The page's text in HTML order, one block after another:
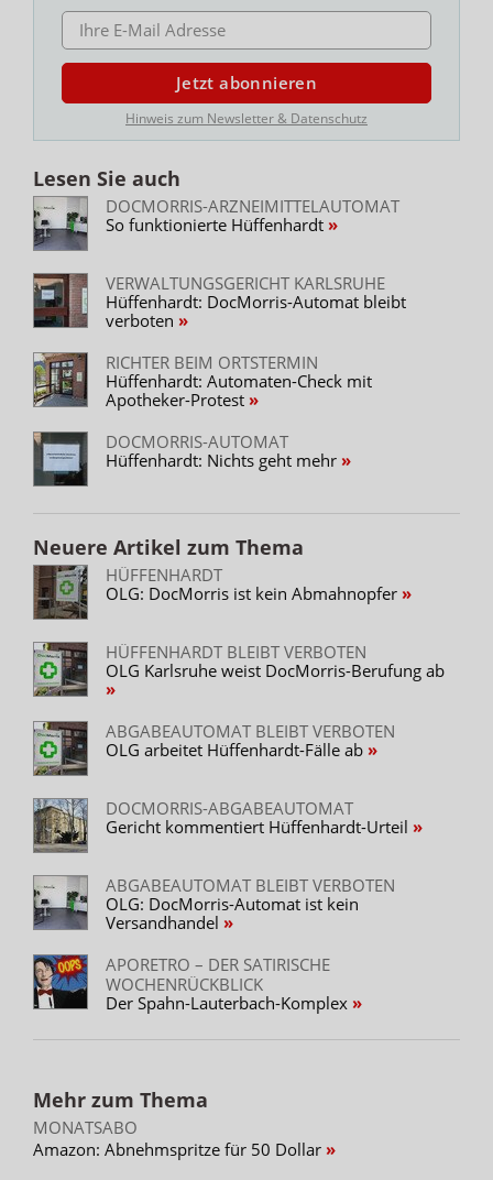
E-MAIL ADRESSE
Jetzt abonnieren
Hinweis zum Newsletter & Datenschutz
Lesen Sie auch
DOCMORRIS-ARZNEIMITTELAUTOMAT
So funktionierte Hüffenhardt
VERWALTUNGSGERICHT KARLSRUHE
Hüffenhardt: DocMorris-Automat bleibt
verboten
RICHTER BEIM ORTSTERMIN
Hüffenhardt: Automaten-Check mit
Apotheker-Protest
DOCMORRIS-AUTOMAT
Hüffenhardt: Nichts geht mehr
Neuere Artikel zum Thema
HÜFFENHARDT
OLG: DocMorris ist kein Abmahnopfer
HÜFFENHARDT BLEIBT VERBOTEN
OLG Karlsruhe weist DocMorris-Berufung ab
ABGABEAUTOMAT BLEIBT VERBOTEN
OLG arbeitet Hüffenhardt-Fälle ab
DOCMORRIS-ABGABEAUTOMAT
Gericht kommentiert Hüffenhardt-Urteil
ABGABEAUTOMAT BLEIBT VERBOTEN
OLG: DocMorris-Automat ist kein
Versandhandel
APORETRO – DER SATIRISCHE
WOCHENRÜCKBLICK
Der Spahn-Lauterbach-Komplex
Mehr zum Thema
MONATSABO
Amazon: Abnehmspritze für 50 Dollar